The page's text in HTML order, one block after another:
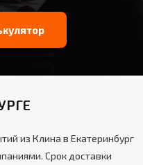
из Клина в Екатеринбург
Срок доставки